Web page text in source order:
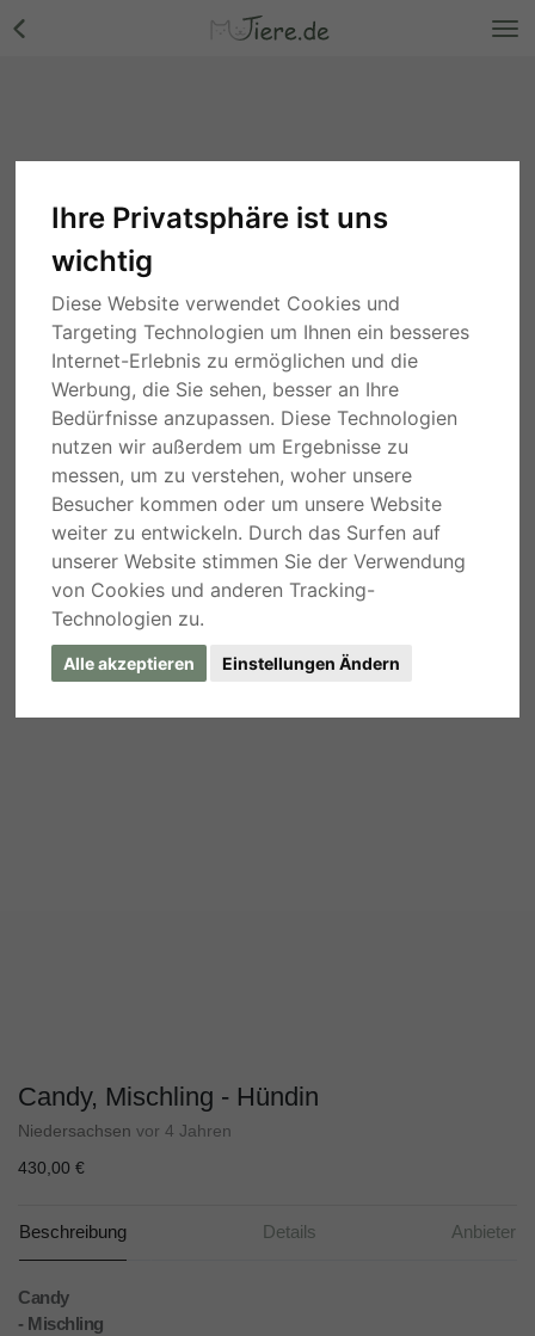
Ihre Privatsphäre ist uns
wichtig
Diese Website verwendet Cookies und
Targeting Technologien um Ihnen ein besseres
Internet-Erlebnis zu ermöglichen und die
Werbung, die Sie sehen, besser an Ihre
Bedürfnisse anzupassen. Diese Technologien
nutzen wir außerdem um Ergebnisse zu
messen, um zu verstehen, woher unsere
Besucher kommen oder um unsere Website
weiter zu entwickeln. Durch das Surfen auf
unserer Website stimmen Sie der Verwendung
von Cookies und anderen Tracking-
Technologien zu.
Alle akzeptieren Einstellungen Ändern
Candy, Mischling - Hündin
Niedersachsen vor 4 Jahren
430,00 €
Beschreibung Details Anbieter
Candy
- Mischling